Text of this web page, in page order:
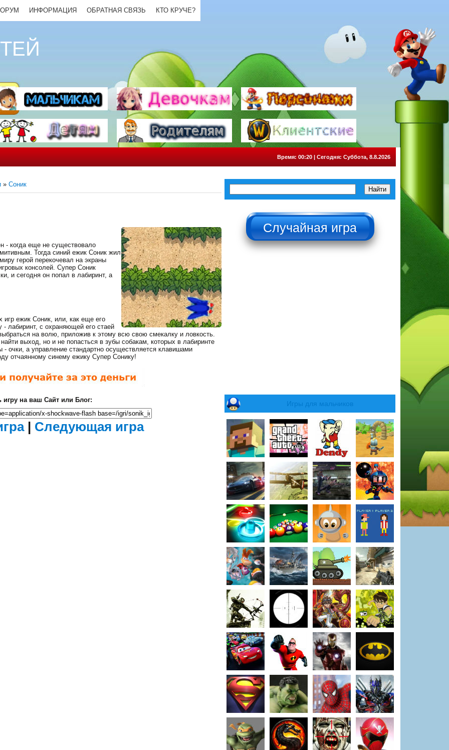
ИНФОРМАЦИЯ ОБРАТНАЯ СВЯЗЬ КТО КРУЧЕ?
Мертвый Зед 2
(Убить Зомби)
Ходячие
мертвецы
Время: 00:20 | Сегодня: Суббота, 8.8.2026
» Соник
- когда еще не существовало
Тогда синий ежик Соник жил
герой перекочевал на экраны
консолей. Супер Соник
и сегодня он попал в лабиринт, а
ежик Соник, или, как еще его
лабиринт, с охраняющей его стаей
на волю, приложив к этому всю свою смекалку и ловкость.
выход, но и не попасться в зубы собакам, которых в лабиринте
очки, а управление стандартно осуществляется клавишами
отчаянному синему ежику Супер Сонику!
Загрузка...
Закрыть
рекламу
Идет
загрузка...
игру на ваш Сайт или Блог:
| Следующая игра
НЕ НАЖИМАТЬ!!!
Игры для мальчиков